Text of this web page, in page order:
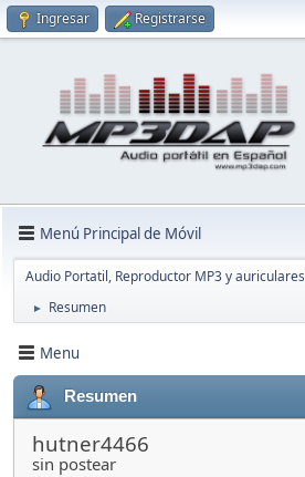
Ingresar Registrarse
Menú Principal de Móvil
Audio Portatil, Reproductor MP3 y auriculares
► Resumen
Menu
Resumen
hutner4466
sin postear